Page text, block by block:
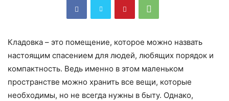
Кладовка – это помещение, которое можно назвать
настоящим спасением для людей, любящих порядок и
компактность. Ведь именно в этом маленьком
пространстве можно хранить все вещи, которые
необходимы, но не всегда нужны в быту. Однако,